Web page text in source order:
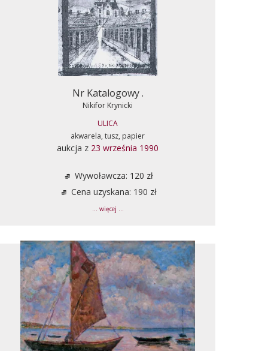
Nr Katalogowy .
Nikifor Krynicki
ULICA
akwarela, tusz, papier
aukcja z 23 września 1990
Wywoławcza: 120 zł
Cena uzyskana: 190 zł
... więcej ...